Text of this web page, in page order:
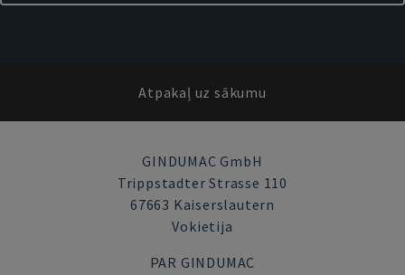
Atpakaļ uz sākumu
GINDUMAC GmbH
Trippstadter Strasse 110
67663 Kaiserslautern
Vokietija
PAR GINDUMAC